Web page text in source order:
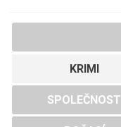
KRIMI
SPOLEČNOST